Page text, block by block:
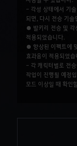
- 각성 상태에서 기
되면, 다시 전승 기
● 발키리 전승 및 각
적용되었습니다.
● 향상된 이펙트에
효과음이 적용되었습
- 각 캐릭터별로 전
작업이 진행될 예정
모드 이상일 때 확인